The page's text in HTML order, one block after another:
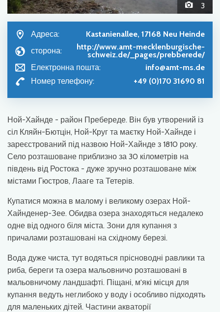
3
Адреса:
Kastanienallee, 17168 Neu Heinde
сторона:
http://www.amt-mecklenburgische-
schweiz.de/_pages/prebberede/
Електронна пошта:
info@amt-ms.de
Номер телефону:
+49 (0)170 31690 81
Ной-Хайнде - район Пребереде. Він був утворений із
сіл Кляйн-Бютцін, Ной-Круг та маєтку Ной-Хайнде і
зареєстрований під назвою Ной-Хайнде з 1810 року.
Село розташоване приблизно за 30 кілометрів на
південь від Ростока - дуже зручно розташоване між
містами Гюстров, Лааге та Тетерів.
Купатися можна в малому і великому озерах Ной-
Хайнденер-Зее. Обидва озера знаходяться недалеко
одне від одного біля міста. Зони для купання з
причалами розташовані на східному березі.
Вода дуже чиста, тут водяться прісноводні равлики та
риба, береги та озера мальовничо розташовані в
мальовничому ландшафті. Піщані, м'які місця для
купання ведуть неглибоко у воду і особливо підходять
для маленьких дітей. Частини акваторії